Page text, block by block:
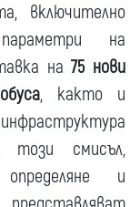
включително
на
на75 нови
, както и
този смисъл,
и